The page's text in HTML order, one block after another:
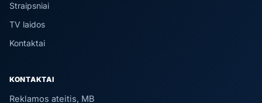
Straipsniai
TV laidos
Kontaktai
KONTAKTAI
Reklamos ateitis, MB